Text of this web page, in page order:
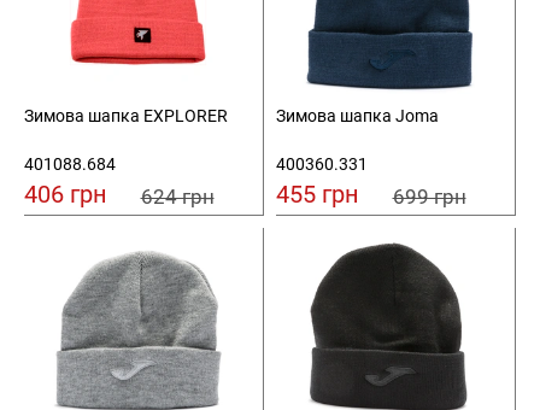
Зимова шапка EXPLORER
401088.684
406 грн 624 грн
Зимова шапка Joma
400360.331
455 грн 699 грн